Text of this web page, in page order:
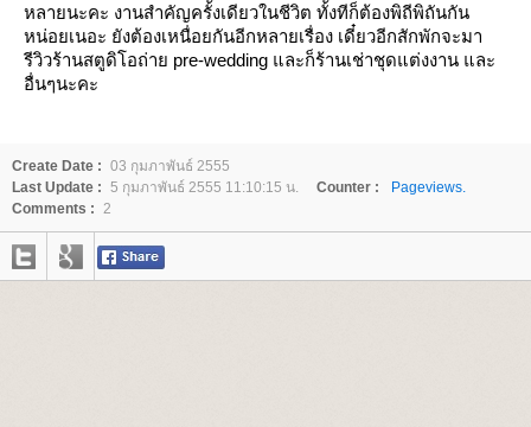
หลายนะคะ งานสำคัญครั้งเดียวในชีวิต ทั้งทีก็ต้องพิถีพิถันกัน
หน่อยเนอะ ยังต้องเหนื่อยกันอีกหลายเรื่อง เดี๋ยวอีกสักพักจะมา
รีวิวร้านสตูดิโอถ่าย pre-wedding และก็ร้านเช่าชุดแต่งงาน และ
อื่นๆนะคะ
Create Date : 03 กุมภาพันธ์ 2555
Last Update : 5 กุมภาพันธ์ 2555 11:10:15 น. Counter :
Pageviews.
Comments : 2